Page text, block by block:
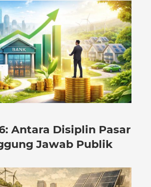
Antara Disiplin Pasar
Jawab Publik